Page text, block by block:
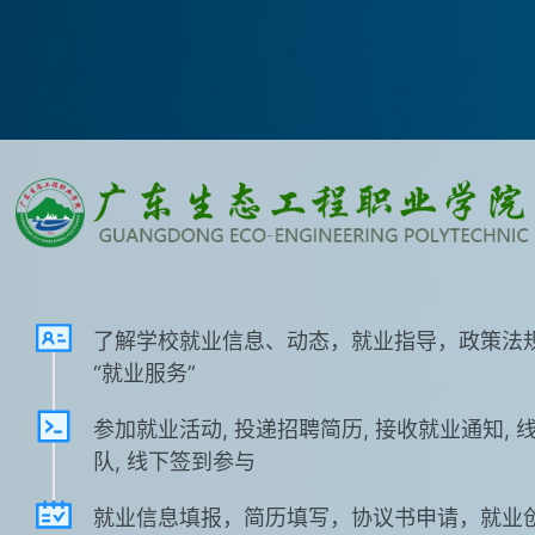
了解学校就业信息、动态，就业指导，政策法
“就业服务”
参加就业活动, 投递招聘简历, 接收就业通知,
队, 线下签到参与
就业信息填报，简历填写，协议书申请，就业